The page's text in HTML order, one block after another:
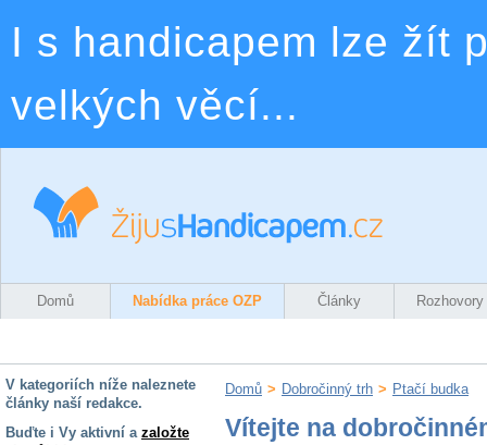
I s handicapem lze žít
velkých věcí...
Domů Nabídka práce OZP Články Rozhovory
V kategoriích níže naleznete
články naší redakce.
Buďte i Vy aktivní a založte
Domů > Dobročinný trh > Ptačí budka
Vítejte na